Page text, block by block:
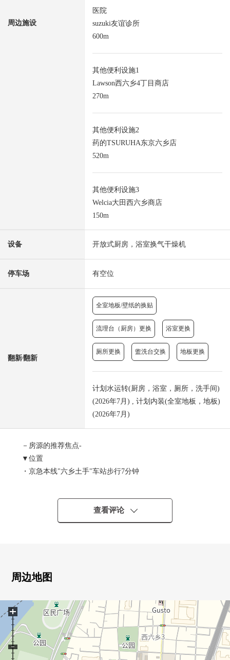
周边施设
医院
suzuki友谊诊所
600m
其他便利设施1
Lawson西六乡4丁目商店
270m
其他便利设施2
药的TSURUHA东京六乡店
520m
其他便利设施3
Welcia大田西六乡商店
150m
设备 开放式厨房，浴室换气干燥机
停车场 有空位
翻新⁄翻新
全室地板/壁纸的换贴
流理台（厨房）更换 浴室更换
厕所更换 盥洗台交换 地板更换
计划水运转(厨房，浴室，厕所，洗手间)
(2026年7月) , 计划内装(全室地板，地板)
(2026年7月)
－房源的推荐焦点-
▼位置
・京急本线"六乡土手"车站步行7分钟
▼Mansion的特徴
・280户总户数的大的地方自治团体
・在周围超市多数有，也便于每天的购物的位置
・实际使用面积86.6平米，4LDK
・光照关于南西良好
・在浴室换气干燥机是雨天，但是轻松洗衣
・与家族的会话扩展到的开放式厨房
▼翻新内容(2026年7月中旬完毕)
查看评论
周边地图
+